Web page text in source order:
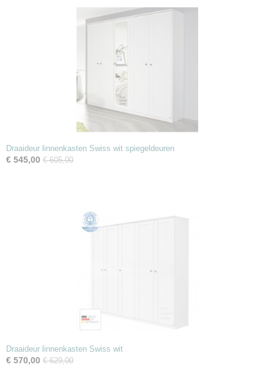
Draaideur linnenkasten Swiss wit spiegeldeuren
€ 545,00 € 605,00
Draaideur linnenkasten Swiss wit
€ 570,00 € 629,00